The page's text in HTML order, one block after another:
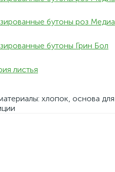
бутоны роз Медиа
бутоны Грин Бол
листья
хлопок, основа для